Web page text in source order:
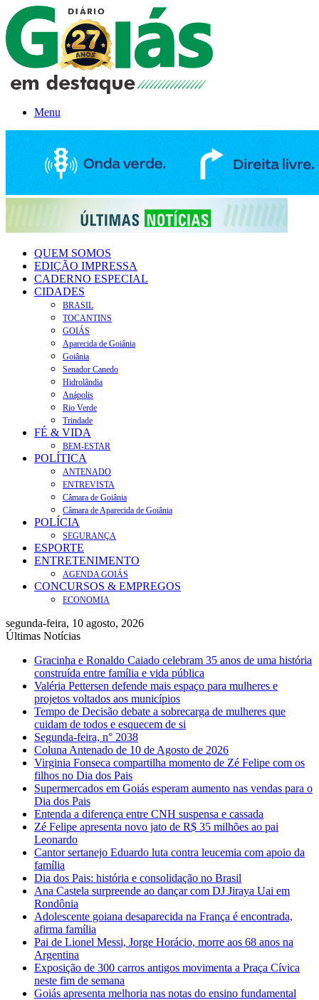
Menu
QUEM SOMOS
EDIÇÃO IMPRESSA
CADERNO ESPECIAL
CIDADES
BRASIL
TOCANTINS
GOIÁS
Aparecida de Goiânia
Goiânia
Senador Canedo
Hidrolândia
Anápolis
Rio Verde
Trindade
FÉ & VIDA
BEM-ESTAR
POLÍTICA
ANTENADO
ENTREVISTA
Câmara de Goiânia
Câmara de Aparecida de Goiânia
POLÍCIA
SEGURANÇA
ESPORTE
ENTRETENIMENTO
AGENDA GOIÁS
CONCURSOS & EMPREGOS
ECONOMIA
segunda-feira, 10 agosto, 2026
Últimas Notícias
Gracinha e Ronaldo Caiado celebram 35 anos de uma história
construída entre família e vida pública
Valéria Pettersen defende mais espaço para mulheres e
projetos voltados aos municípios
Tempo de Decisão debate a sobrecarga de mulheres que
cuidam de todos e esquecem de si
Segunda-feira, n° 2038
Coluna Antenado de 10 de Agosto de 2026
Virginia Fonseca compartilha momento de Zé Felipe com os
filhos no Dia dos Pais
Supermercados em Goiás esperam aumento nas vendas para o
Dia dos Pais
Entenda a diferença entre CNH suspensa e cassada
Zé Felipe apresenta novo jato de R$ 35 milhões ao pai
Leonardo
Cantor sertanejo Eduardo luta contra leucemia com apoio da
família
Dia dos Pais: história e consolidação no Brasil
Ana Castela surpreende ao dançar com DJ Jiraya Uai em
Rondônia
Adolescente goiana desaparecida na França é encontrada,
afirma família
Pai de Lionel Messi, Jorge Horácio, morre aos 68 anos na
Argentina
Exposição de 300 carros antigos movimenta a Praça Cívica
neste fim de semana
Goiás apresenta melhoria nas notas do ensino fundamental